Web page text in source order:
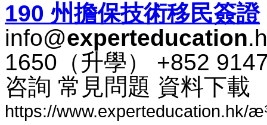
190 州​擔保​技術​移民​簽​證
info@experteducation
1650​（​升​學​） +852
咨​詢 常​見​問題 資料​下​載
https://www.experteducation.hk/